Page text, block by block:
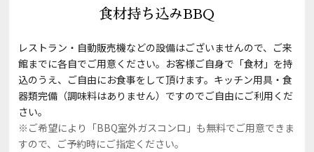
食材持ち込みBBQ
レストラン・自動販売機などの設備はございませんので、ご来
館までに各自でご用意ください。お客様ご自身で「食材」を持
込のうえ、ご自由にお食事をして頂けます。キッチン用具・食
器類完備（調味料はありません）ですのでご自由にご利用くだ
さい。
※ご希望により「BBQ室外ガスコンロ」も無料でご用意できま
すので、ご予約時にご指定ください。